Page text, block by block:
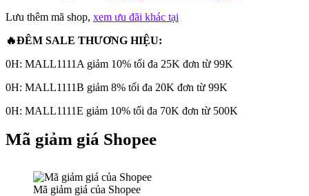
Lưu thêm mã shop, xem ưu đãi khác tại
🔥ĐÊM SALE THƯƠNG HIỆU:
0H: MALL1111A giảm 10% tối đa 25K đơn từ 99K
0H: MALL1111B giảm 8% tối đa 20K đơn từ 99K
0H: MALL1111E giảm 10% tối đa 70K đơn từ 500K
Mã giảm giá Shopee
Mã giảm giá của Shopee